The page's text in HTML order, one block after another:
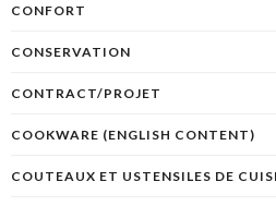
CONFORT
CONSERVATION
CONTRACT/PROJET
COOKWARE (ENGLISH CONTENT)
COUTEAUX ET USTENSILES DE